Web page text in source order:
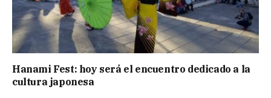
Hanami Fest: hoy será el encuentro dedicado a la
cultura japonesa